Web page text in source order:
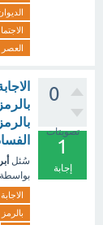
العصر
0
تصويتات
1
إجابة
سُئل
بواسطة
الاجابة
بالرمز